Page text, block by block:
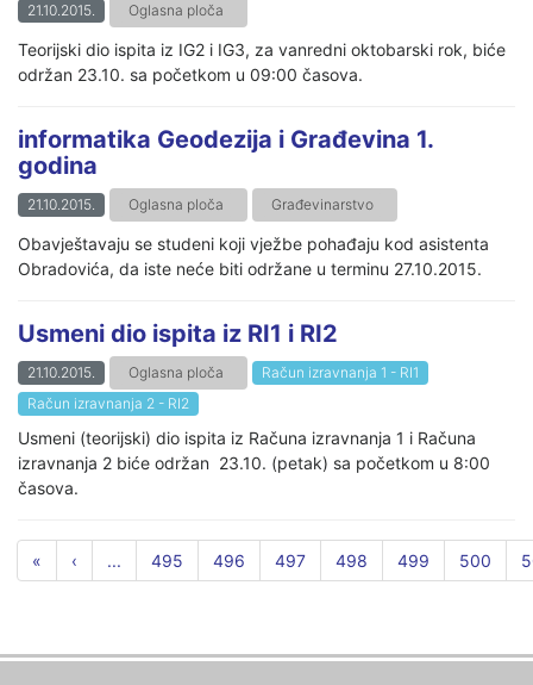
21.10.2015. Oglasna ploča
Teorijski dio ispita iz IG2 i IG3, za vanredni oktobarski rok, biće
održan 23.10. sa početkom u 09:00 časova.
informatika Geodezija i Građevina 1.
godina
21.10.2015. Oglasna ploča Građevinarstvo
Obavještavaju se studeni koji vježbe pohađaju kod asistenta
Obradovića, da iste neće biti održane u terminu 27.10.2015.
Usmeni dio ispita iz RI1 i RI2
21.10.2015. Oglasna ploča
Račun izravnanja 1 - RI1
Račun izravnanja 2 - RI2
Usmeni (teorijski) dio ispita iz Računa izravnanja 1 i Računa
izravnanja 2 biće održan 23.10. (petak) sa početkom u 8:00
časova.
« ‹ ... 495 496 497 498 499 500